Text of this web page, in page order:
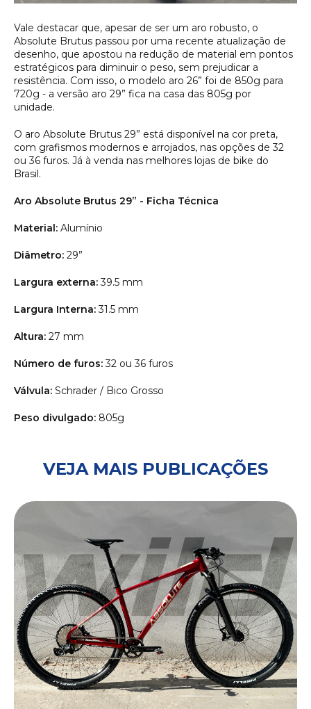
Vale destacar que, apesar de ser um aro robusto, o
Absolute Brutus passou por uma recente atualização de
desenho, que apostou na redução de material em pontos
estratégicos para diminuir o peso, sem prejudicar a
resistência. Com isso, o modelo aro 26” foi de 850g para
720g - a versão aro 29” fica na casa das 805g por
unidade.
O aro Absolute Brutus 29” está disponível na cor preta,
com grafismos modernos e arrojados, nas opções de 32
ou 36 furos. Já à venda nas melhores lojas de bike do
Brasil.
Aro Absolute Brutus 29” - Ficha Técnica
Material: Alumínio
Diâmetro: 29”
Largura externa:39.5 mm
Largura Interna:31.5 mm
Altura: 27 mm
Número de furos:32 ou 36 furos
Válvula: Schrader / Bico Grosso
Peso divulgado: 805g
VEJA MAIS PUBLICAÇÕES